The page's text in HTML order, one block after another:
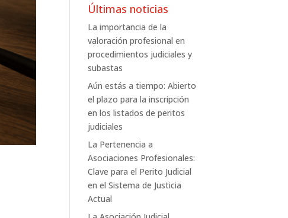
Últimas noticias
La importancia de la
valoración profesional en
procedimientos judiciales y
subastas
Aún estás a tiempo: Abierto
el plazo para la inscripción
en los listados de peritos
judiciales
La Pertenencia a
Asociaciones Profesionales:
Clave para el Perito Judicial
en el Sistema de Justicia
Actual